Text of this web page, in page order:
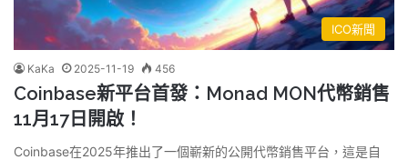
ICO新聞
KaKa 2025-11-19 456
Coinbase新平台首發：Monad MON代幣銷售
11月17日開啟！
Coinbase在2025年推出了一個嶄新的公開代幣銷售平台，這是自